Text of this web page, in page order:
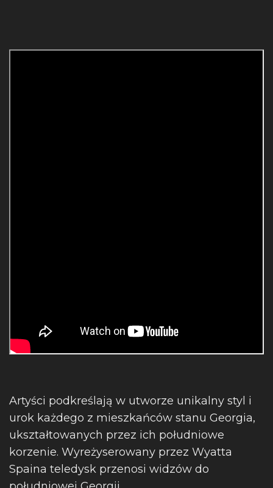
Artyści podkreślają w utworze unikalny styl i
urok każdego z mieszkańców stanu Georgia,
ukształtowanych przez ich południowe
korzenie. Wyreżyserowany przez Wyatta
Spaina teledysk przenosi widzów do